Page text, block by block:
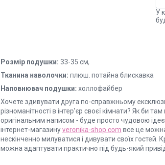
У
Розмір подушки: 33-35 см,
Тканина наволочки: плюш. потайна блискавка
Наповнювач подушки: холлофайбер
Хочете здивувати друга по-справжньому
різноманітності в інтер'єр своєї кімнати? Як би
оригінальним написом - буде просто чудовою
інтернет-магазинуveronika-shop.com все це
нескінченно милуватися і дивувати своїх
можна адаптувати практично під будь-який